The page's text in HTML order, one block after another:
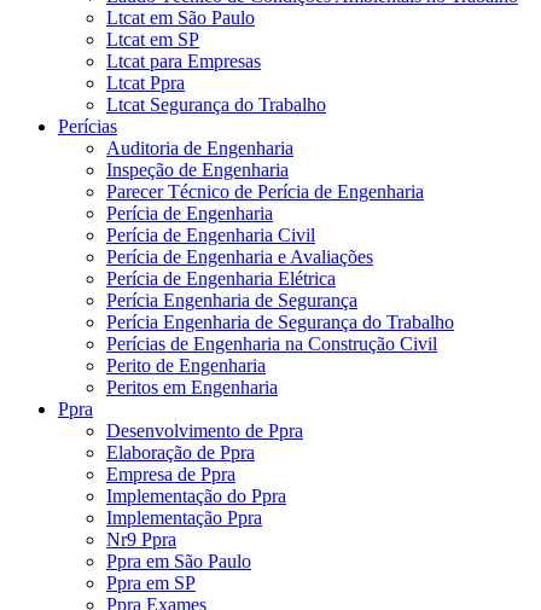
Ltcat em São Paulo
Ltcat em SP
Ltcat para Empresas
Ltcat Ppra
Ltcat Segurança do Trabalho
Perícias
Auditoria de Engenharia
Inspeção de Engenharia
Parecer Técnico de Perícia de Engenharia
Perícia de Engenharia
Perícia de Engenharia Civil
Perícia de Engenharia e Avaliações
Perícia de Engenharia Elétrica
Perícia Engenharia de Segurança
Perícia Engenharia de Segurança do Trabalho
Perícias de Engenharia na Construção Civil
Perito de Engenharia
Peritos em Engenharia
Ppra
Desenvolvimento de Ppra
Elaboração de Ppra
Empresa de Ppra
Implementação do Ppra
Implementação Ppra
Nr9 Ppra
Ppra em São Paulo
Ppra em SP
Ppra Exames